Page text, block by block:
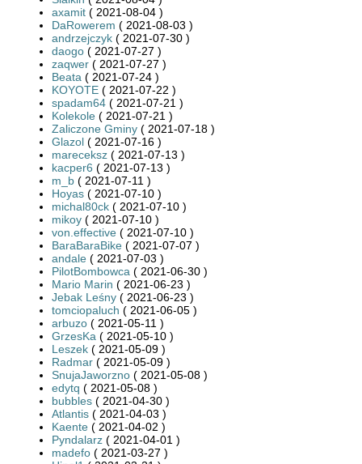
axamit ( 2021-08-04 )
DaRowerem ( 2021-08-03 )
andrzejczyk ( 2021-07-30 )
daogo ( 2021-07-27 )
zaqwer ( 2021-07-27 )
Beata ( 2021-07-24 )
KOYOTE ( 2021-07-22 )
spadam64 ( 2021-07-21 )
Kolekole ( 2021-07-21 )
Zaliczone Gminy ( 2021-07-18 )
Glazol ( 2021-07-16 )
mareceksz ( 2021-07-13 )
kacper6 ( 2021-07-13 )
m_b ( 2021-07-11 )
Hoyas ( 2021-07-10 )
michal80ck ( 2021-07-10 )
mikoy ( 2021-07-10 )
von.effective ( 2021-07-10 )
BaraBaraBike ( 2021-07-07 )
andale ( 2021-07-03 )
PilotBombowca ( 2021-06-30 )
Mario Marin ( 2021-06-23 )
Jebak Leśny ( 2021-06-23 )
tomciopaluch ( 2021-06-05 )
arbuzo ( 2021-05-11 )
GrzesKa ( 2021-05-10 )
Leszek ( 2021-05-09 )
Radmar ( 2021-05-09 )
SnujaJaworzno ( 2021-05-08 )
edytq ( 2021-05-08 )
bubbles ( 2021-04-30 )
Atlantis ( 2021-04-03 )
Kaente ( 2021-04-02 )
Pyndalarz ( 2021-04-01 )
madefo ( 2021-03-27 )